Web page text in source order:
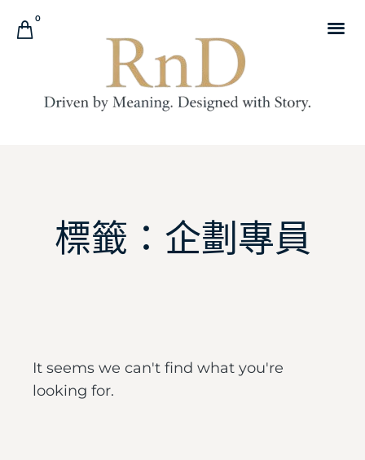
0
標籤：企劃專員
It seems we can't find what you're
looking for.